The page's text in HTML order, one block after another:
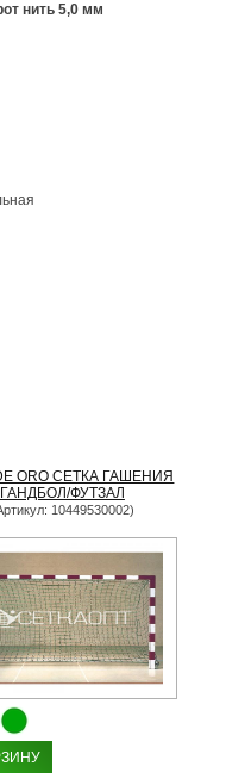
нить 5,0 мм
ORO СЕТКА ГАШЕНИЯ
ГАНДБОЛ/ФУТЗАЛ
10449530002)